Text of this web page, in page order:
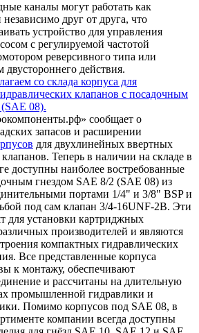
каналы могут работать как
независимо друг от друга, что
устройство для управления
с регулируемой частотой
реверсивного типа или
действия.
со склада корпуса для
клапанов с посадочным
08).
сообщает о
запасов и расширении
для двухлинейных ввертных
Теперь в наличии на складе в
доступны наиболее востребованные
гнездом SAE 8/2 (SAE 08) из
портами 1/4" и 3/8" BSP и
под сам клапан 3/4-16UNF-2B. Эти
для установки картриджных
производителей и являются
компактных гидравлических
Все представленные корпуса
к монтажу, обеспечивают
и рассчитаны на длительную
промышленной гидравлики и
Помимо корпусов под SAE 08, в
компании всегда доступны